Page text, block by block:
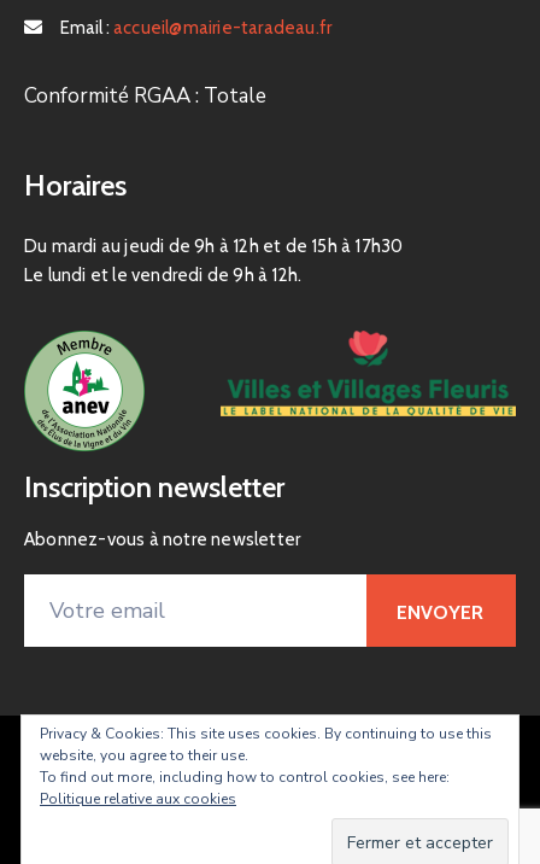
Email : accueil@mairie-taradeau.fr
Conformité RGAA : Totale
Horaires
Du mardi au jeudi de 9h à 12h et de 15h à 17h30
Le lundi et le vendredi de 9h à 12h.
Inscription newsletter
Abonnez-vous à notre newsletter
Taradeau – site officiel de la commune
Privacy & Cookies: This site uses cookies. By continuing to use this
website, you agree to their use.
To find out more, including how to control cookies, see here:
Politique relative aux cookies